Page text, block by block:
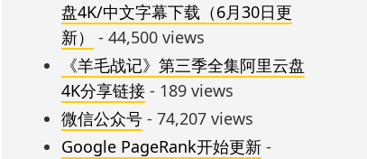
盘4K/中文字幕下载（6月30日更
新）
- 44,500 views
《羊毛战记》第三季全集阿里云盘
4K分享链接- 189 views
微信公众号- 74,207 views
Google PageRank开始更新-